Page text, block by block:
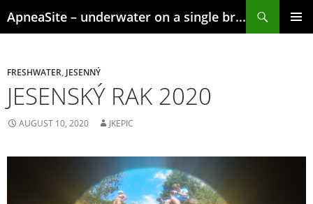
to
ApneaSite – underwater on a single breath
FRESHWATER JESENNÝ
JESENSKÝ RAK 2020
AUGUST 10, 2020 JKEPIC